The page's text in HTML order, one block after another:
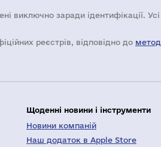
виключно заради ідентифікації.
реєстрів, відповідно до
Щоденні новини і інструменти
Новини компаній
Наш додаток в Apple Store